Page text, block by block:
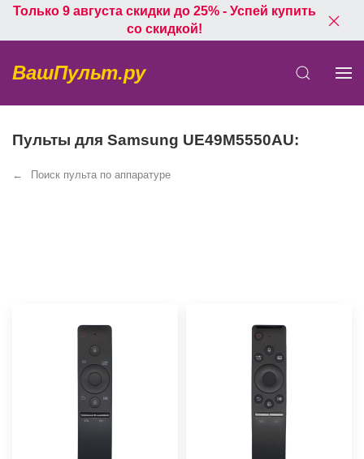
Только 9 августа скидки до 25% - Успей купить
со скидкой!
ВашПульт.ру
Пульты для Samsung UE49M5550AU:
Поиск пульта по аппаратуре